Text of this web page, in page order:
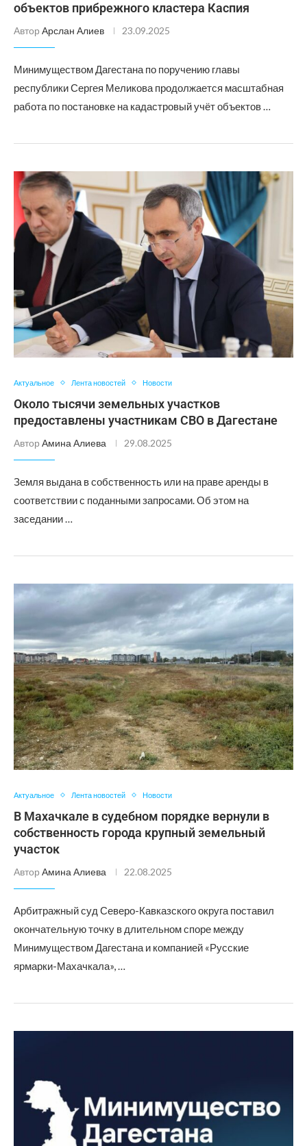
объектов прибрежного кластера Каспия
Автор Арслан Алиев 23.09.2025
Минимуществом Дагестана по поручению главы
республики Сергея Меликова продолжается масштабная
работа по постановке на кадастровый учёт объектов …
Актуальное Лента новостей Новости
Около тысячи земельных участков
предоставлены участникам СВО в Дагестане
Автор Амина Алиева 29.08.2025
Земля выдана в собственность или на праве аренды в
соответствии с поданными запросами. Об этом на
заседании …
Актуальное Лента новостей Новости
В Махачкале в судебном порядке вернули в
собственность города крупный земельный
участок
Автор Амина Алиева 22.08.2025
Арбитражный суд Северо-Кавказского округа поставил
окончательную точку в длительном споре между
Минимуществом Дагестана и компанией «Русские
ярмарки-Махачкала», …